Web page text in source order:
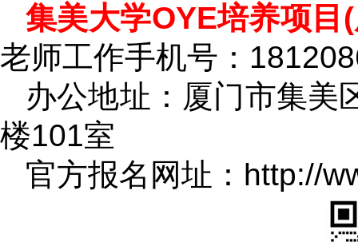
集美大学OYE培养项目
老师工作手机号：
办公地址：厦门市集美
楼101室
官方报名网址：http://